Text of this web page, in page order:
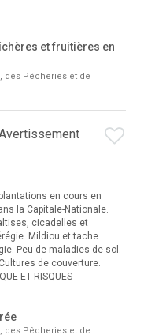
et fruitières en
des Pêcheries et de
en cours en
la Capitale-Nationale.
cicadelles et
Mildiou et tache
Peu de maladies de sol.
de couverture.
ET RISQUES
des Pêcheries et de